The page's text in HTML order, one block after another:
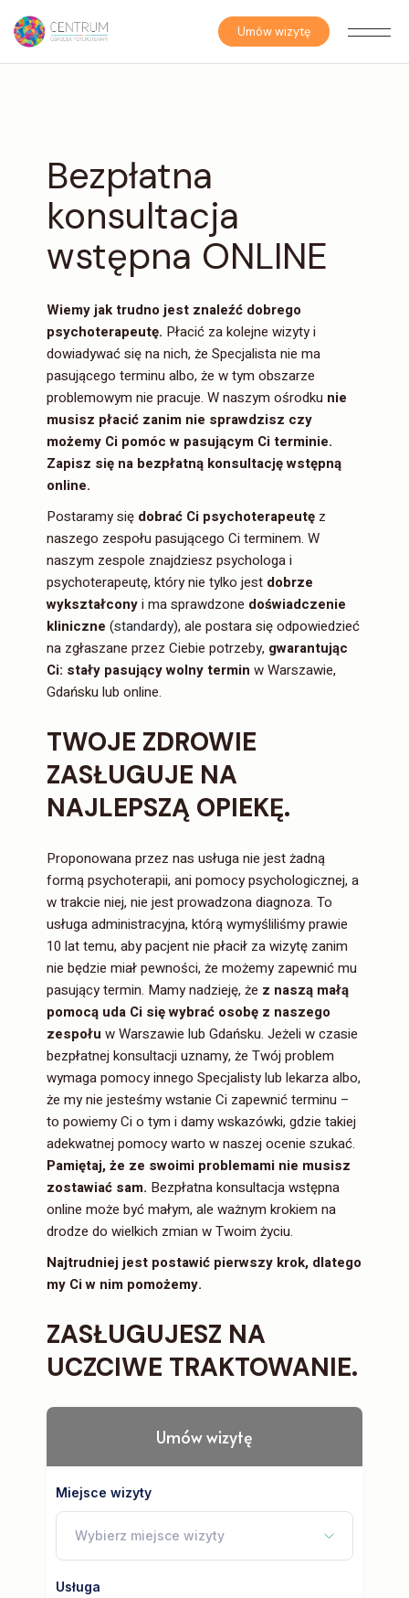
the
content
Umów wizytę
Bezpłatna
konsultacja
wstępna ONLINE
Wiemy jak trudno jest znaleźć dobrego
psychoterapeutę. Płacić za kolejne wizyty i
dowiadywać się na nich, że Specjalista nie ma
pasującego terminu albo, że w tym obszarze
problemowym nie pracuje. W naszym ośrodku nie
musisz płacić zanim nie sprawdzisz czy
możemy Ci pomóc w pasującym Ci terminie.
Zapisz się na bezpłatną konsultacjęwstępną
online.
Postaramy się dobrać Ci psychoterapeutę z
naszego zespołu pasującego Ci terminem. W
naszym zespole znajdziesz psychologa i
psychoterapeutę, który nie tylko jest dobrze
wykształconyi ma sprawdzone doświadczenie
kliniczne(standardy), ale postara się odpowiedzieć
na zgłaszane przez Ciebie potrzeby, gwarantując
Ci: stały pasujący wolny terminw Warszawie,
Gdańsku lub online.
TWOJE ZDROWIE
ZASŁUGUJE NA
NAJLEPSZĄ OPIEKĘ.
Proponowana przez nas usługa nie jest żadną
formą psychoterapii, ani pomocy psychologicznej, a
w trakcie niej, nie jest prowadzona diagnoza. To
usługa administracyjna, którą wymyśliliśmy prawie
10 lat temu, aby pacjent nie płacił za wizytę zanim
nie będzie miał pewności, że możemy zapewnić mu
pasujący termin. Mamy nadzieję, że z naszą małą
pomocą uda Ci się wybrać osobę z naszego
zespołu w Warszawie lub Gdańsku. Jeżeli w czasie
bezpłatnej konsultacji uznamy, że Twój problem
wymaga pomocy innego Specjalisty lub lekarza albo,
że my nie jesteśmy wstanie Ci zapewnić terminu –
to powiemy Ci o tym i damy wskazówki, gdzie takiej
adekwatnej pomocy warto w naszej ocenie szukać.
Pamiętaj, że ze swoimi problemami nie musisz
zostawiać sam. Bezpłatna konsultacja wstępna
online może być małym, ale ważnym krokiem na
drodze do wielkich zmian w Twoim życiu.
Najtrudniej jest postawić pierwszy krok, dlatego
my Ci w nim pomożemy.
ZASŁUGUJESZ NA
UCZCIWE TRAKTOWANIE.
Umów wizytę
Miejsce wizyty
Wybierz miejsce wizyty
Usługa